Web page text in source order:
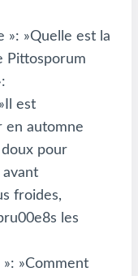
»: »Quelle est la
Pittosporum
est
en automne
pour
froides,
les
»: »Comment